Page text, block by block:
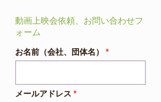
動画上映会依頼、お問い合わせフ
ォーム
お名前（会社、団体名）
メールアドレス